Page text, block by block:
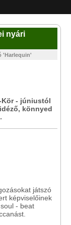
nyári
'Harlequin'
Kör - júniustól
könnyed
játszó
képviselőinek
- beat